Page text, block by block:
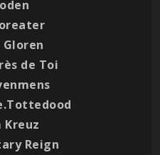
Gloren
de Toi
Kreuz
Reign